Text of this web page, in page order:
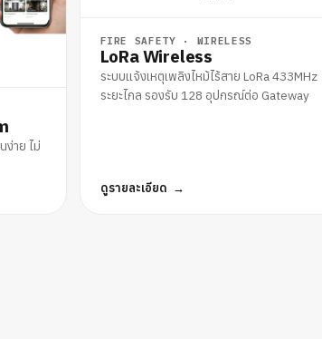
ง่าย ไม่
FIRE SAFETY · WIRELESS
LoRa Wireless
ระบบแจ้งเหตุเพลิงไหม้ไร้สาย LoRa 433MHz
ระยะไกล รองรับ 128 อุปกรณ์ต่อ Gateway
ดูรายละเอียด